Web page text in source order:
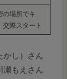
の場所でキ
交際スタート
かし）さん
瀬もえさん